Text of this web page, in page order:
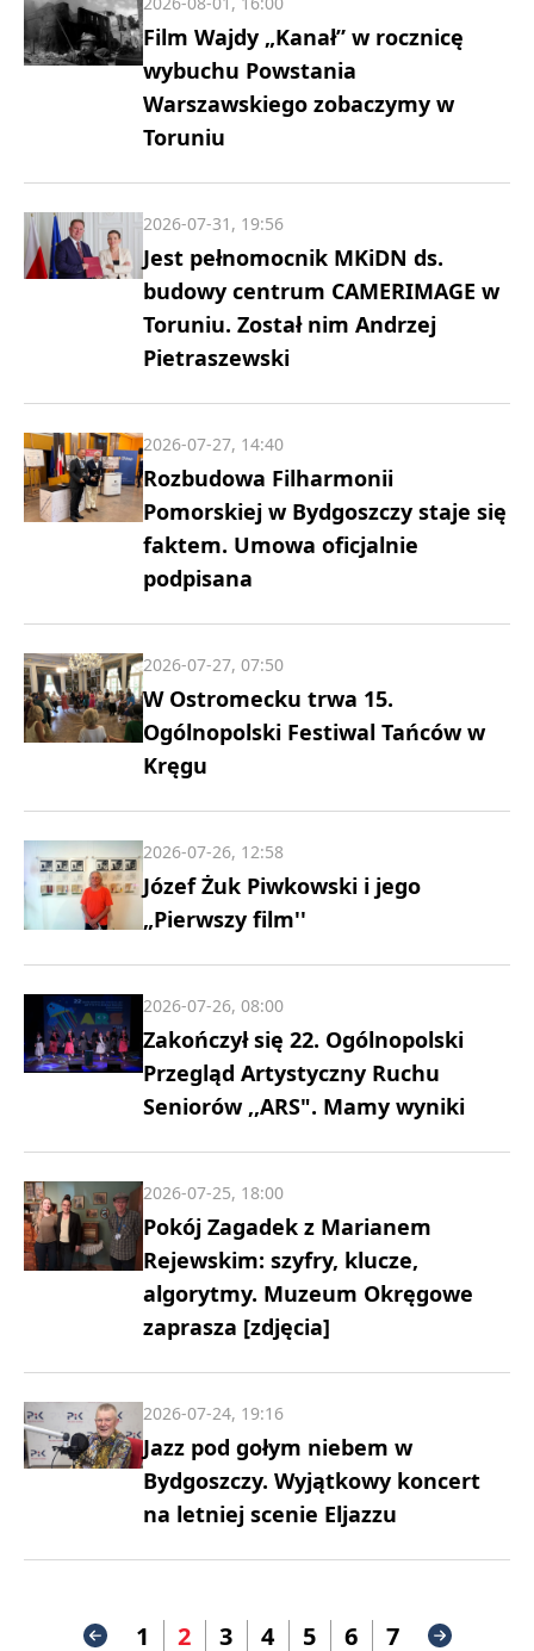
Film Wajdy „Kanał” w rocznicę
wybuchu Powstania
Warszawskiego zobaczymy w
Toruniu
Jest pełnomocnik MKiDN ds.
budowy centrum CAMERIMAGE w
Toruniu. Został nim Andrzej
Pietraszewski
2026-07-31, 19:56
Rozbudowa Filharmonii
Pomorskiej w Bydgoszczy staje się
faktem. Umowa oficjalnie
podpisana
2026-07-27, 14:40
W Ostromecku trwa 15.
Ogólnopolski Festiwal Tańców w
Kręgu
2026-07-27, 07:50
Józef Żuk Piwkowski i jego
„Pierwszy film''
2026-07-26, 12:58
Zakończył się 22. Ogólnopolski
Przegląd Artystyczny Ruchu
Seniorów ,,ARS". Mamy wyniki
2026-07-26, 08:00
Pokój Zagadek z Marianem
Rejewskim: szyfry, klucze,
algorytmy. Muzeum Okręgowe
zaprasza [zdjęcia]
2026-07-25, 18:00
Jazz pod gołym niebem w
Bydgoszczy. Wyjątkowy koncert
na letniej scenie Eljazzu
2026-07-24, 19:16
1 2 3 4 5 6 7